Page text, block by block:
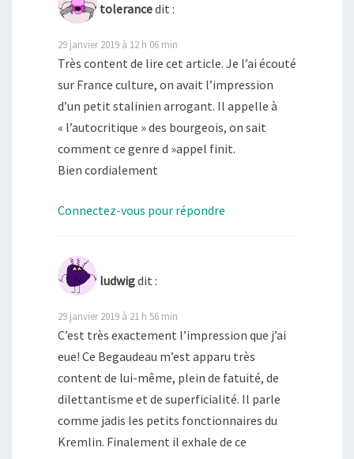
tolerancedit :
29 janvier 2019 à 12 h 06 min
Très content de lire cet article. Je l’ai écouté
sur France culture, on avait l’impression
d’un petit stalinien arrogant. Il appelle à
« l’autocritique » des bourgeois, on sait
comment ce genre d »appel finit.
Bien cordialement
Connectez-vous pour répondre
ludwigdit :
29 janvier 2019 à 21 h 56 min
C’est très exactement l’impression que j’ai
eue! Ce Begaudeau m’est apparu très
content de lui-même, plein de fatuité, de
dilettantisme et de superficialité. Il parle
comme jadis les petits fonctionnaires du
Kremlin. Finalement il exhale de ce